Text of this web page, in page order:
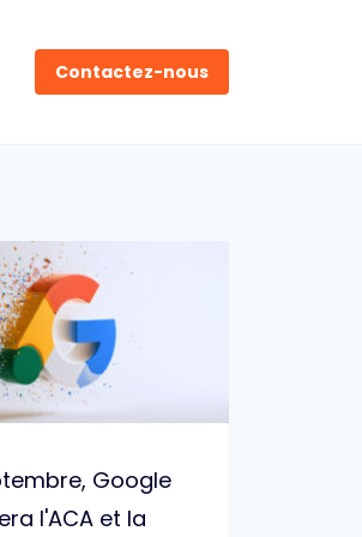
Contactez-nous
Google
l'ACA et la